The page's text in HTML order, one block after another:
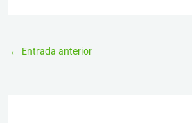
← Entrada anterior